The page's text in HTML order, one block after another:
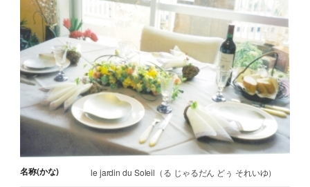
名称(かな) le jardin du Soleil（る じゃるだん どぅ それいゆ）